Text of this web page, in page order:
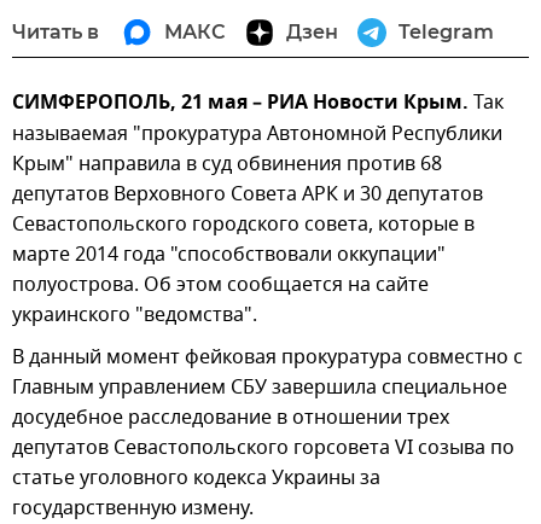
Читать в МАКС Дзен Telegram
СИМФЕРОПОЛЬ, 21 мая – РИА Новости Крым. Так
называемая "прокуратура Автономной Республики
Крым" направила в суд обвинения против 68
депутатов Верховного Совета АРК и 30 депутатов
Севастопольского городского совета, которые в
марте 2014 года "способствовали оккупации"
полуострова. Об этом сообщается на сайте
украинского "ведомства".
В данный момент фейковая прокуратура совместно с
Главным управлением СБУ завершила специальное
досудебное расследование в отношении трех
депутатов Севастопольского горсовета VI созыва по
статье уголовного кодекса Украины за
государственную измену.